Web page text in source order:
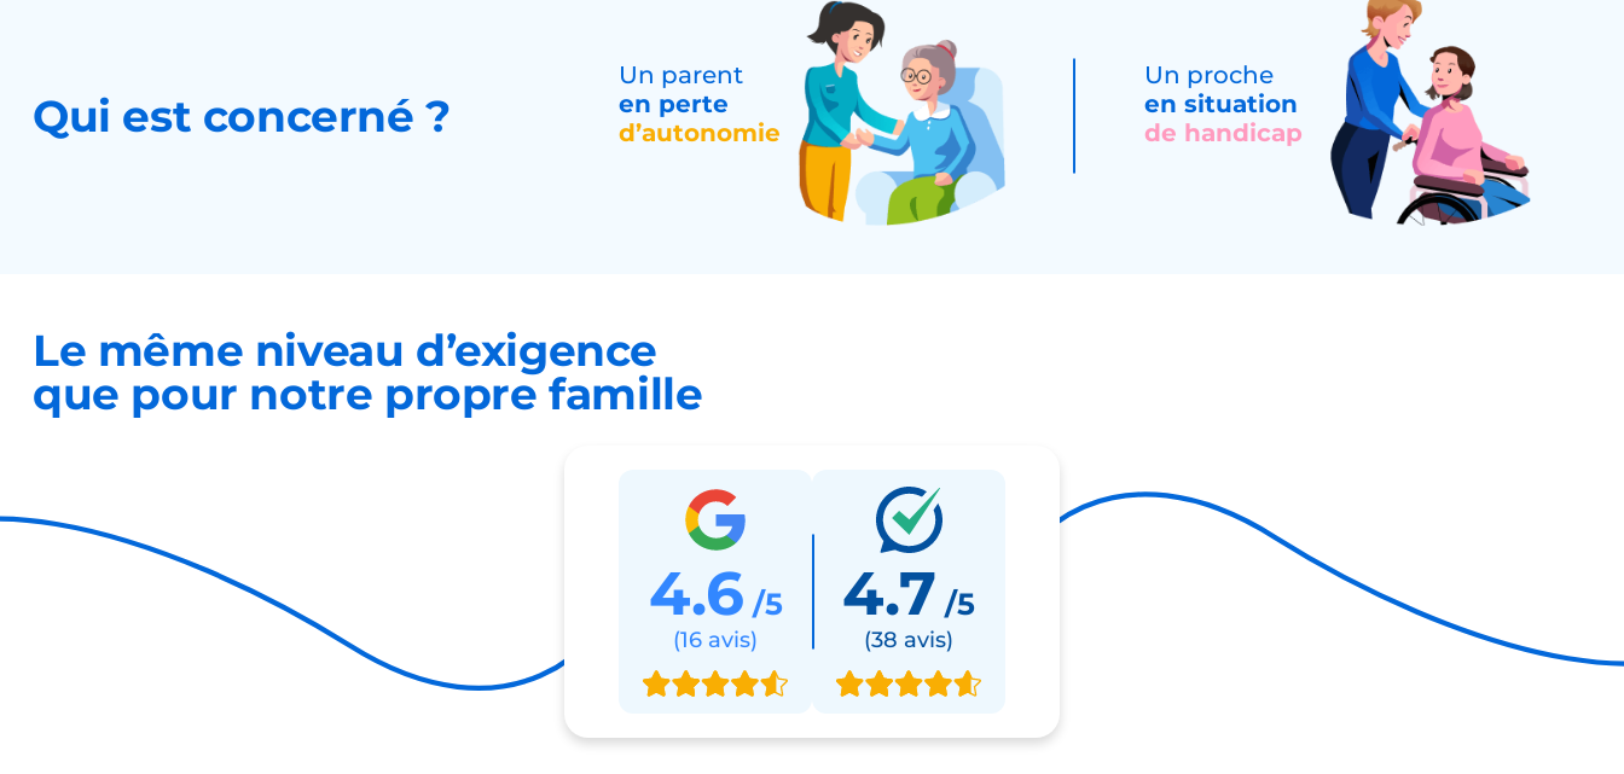
Qui est concerné ?
Un parent
en perte
d’autonomie
Un proche
en situation
de handicap
Le même niveau d’exigence
que pour notre propre famille
4.6 /5
(16 avis)
4.7 /5
(38 avis)